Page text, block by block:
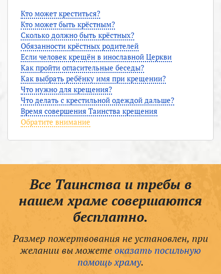
Кто может креститься?
Кто может быть крёстным?
Сколько должно быть крёстных?
Обязанности крёстных родителей
Если человек крещён в инославной Церкви
Как пройти огласительные беседы?
Как выбрать ребёнку имя при крещении?
Что нужно для крещения?
Что делать с крестильной одеждой дальше?
Время совершения Таинства крещения
Обратите внимание
Все Таинства и требы в
нашем храме совершаются
бесплатно.
Размер пожертвования не установлен, при
желании вы можетеоказать посильную
помощь храму.